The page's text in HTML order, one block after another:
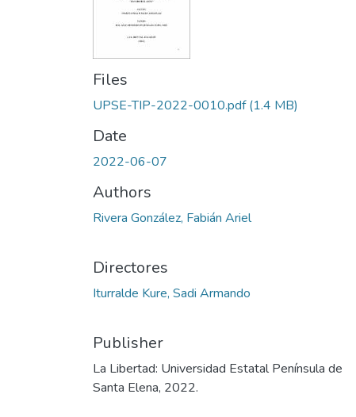
Files
UPSE-TIP-2022-0010.pdf(1.4 MB)
Date
2022-06-07
Authors
Rivera González, Fabián Ariel
Directores
Iturralde Kure, Sadi Armando
Publisher
La Libertad: Universidad Estatal Península de
Santa Elena, 2022.